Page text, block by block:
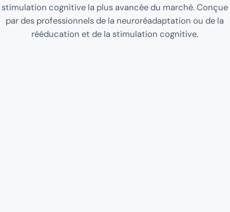
stimulation cognitive la plus avancée du marché. Conçue
par des professionnels de la neuroréadaptation ou de la
rééducation et de la stimulation cognitive.